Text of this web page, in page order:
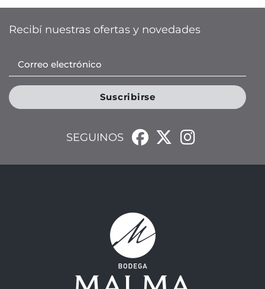
Recibí nuestras ofertas y novedades
Suscribirse
SEGUINOS